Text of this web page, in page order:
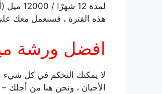
لمدة
هذه الفترة ، فسنعمل معك
افضل ورشة
لا يمكنك التحكم في كل شيء
الأحيان ، ونحن هنا من